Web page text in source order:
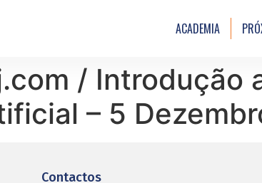
ACADEMIA
/ Introdução
– 5
Contactos